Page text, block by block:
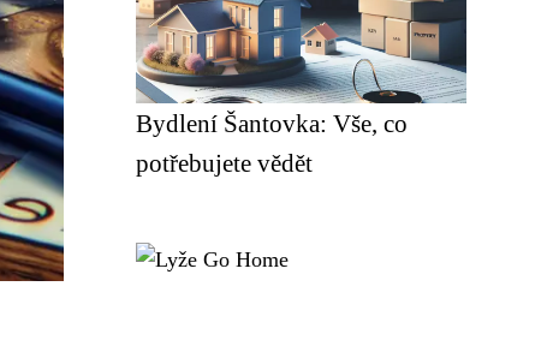
Bydlení Šantovka: Vše, co
potřebujete vědět